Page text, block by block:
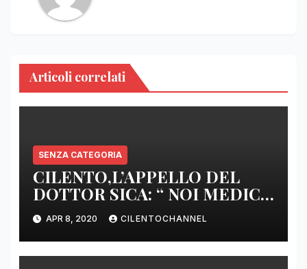
Articoli correlati
SENZA CATEGORIA
CILENTO,L’APPELLO DEL
DOTTOR SICA: “ NOI MEDICI
DI BASE SIAMO SENZA ARMI
E SENZA PRESIDI”
APR 8, 2020 CILENTOCHANNEL